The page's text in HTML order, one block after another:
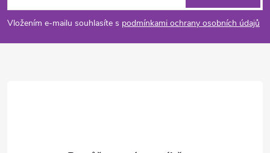
pVložením e-mailu souhlasíte s podmínkami ochrany osobních údajů